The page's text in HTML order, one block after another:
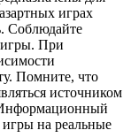
играх
Соблюдайте
игры. При
Помните, что
источником
Информационный
игры на реальные